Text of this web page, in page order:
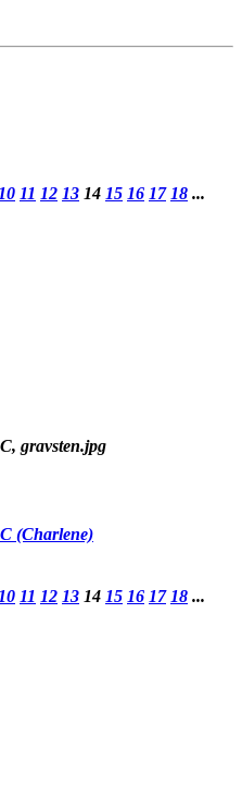
10 11 12 13 14 15 16 17 18 ...
gravsten.jpg
(Charlene)
10 11 12 13 14 15 16 17 18 ...